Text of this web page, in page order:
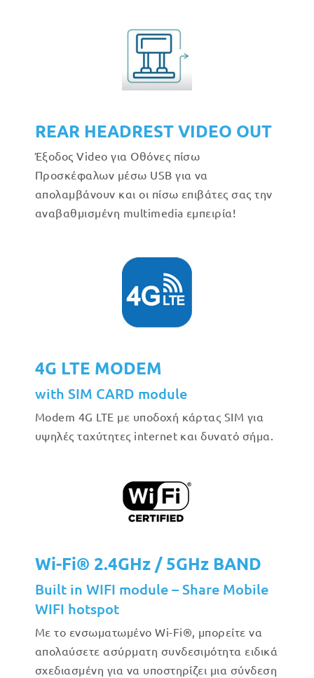
REAR HEADREST VIDEO OUT
Έξοδος Video για Οθόνες πίσω
Προσκέφαλων μέσω USB για να
απολαμβάνουν και οι πίσω επιβάτες σας την
αναβαθμισμένη multimedia εμπειρία!
4G LTE MODEM
with SIM CARD module
Modem 4G LTE με υποδοχή κάρτας SIM για
υψηλές ταχύτητες internet και δυνατό σήμα.
Wi-Fi® 2.4GHz / 5GHz BAND
Built in WIFI module – Share Mobile
WIFI hotspot
Με το ενσωματωμένο Wi-Fi®, μπορείτε να
απολαύσετε ασύρματη συνδεσιμότητα ειδικά
σχεδιασμένη για να υποστηρίζει μια σύνδεση